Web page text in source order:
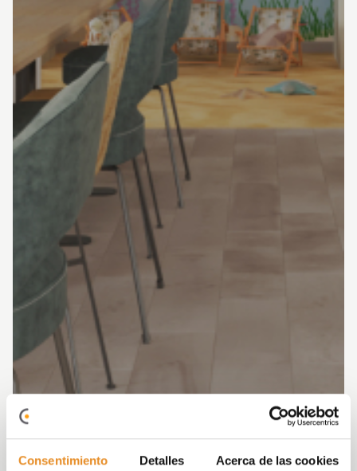
Consentimiento Detalles Acerca de las cookies